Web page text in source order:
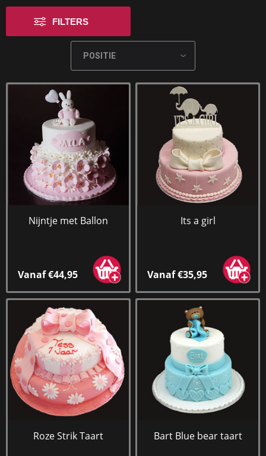
FILTERS
Nijntje met Ballon
Vanaf €44,95
Its a girl
Vanaf €35,95
Roze Strik Taart Bart Blue bear taart